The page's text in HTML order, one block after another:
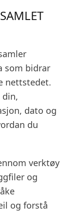
som bidrar
nettstedet.
din,
dato og
du
verktøy
og
og forstå